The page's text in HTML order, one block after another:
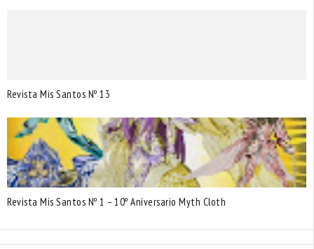
Revista Mis Santos Nº 13
Revista Mis Santos Nº 1 – 10º Aniversario Myth Cloth